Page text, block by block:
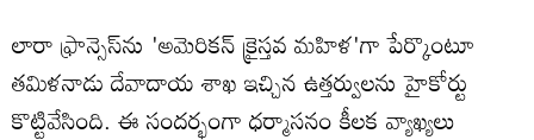
లారా ఫ్రాన్సెస్‌ను 'అమెరికన్ క్రైస్తవ మహిళ'గా పేర్కొంటూ
తమిళనాడు దేవాదాయ శాఖ ఇచ్చిన ఉత్తర్వులను హైకోర్టు
కొట్టివేసింది. ఈ సందర్భంగా ధర్మాసనం కీలక వ్యాఖ్యలు